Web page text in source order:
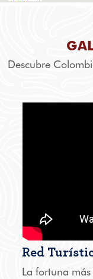
Descubre
Red
La fortuna